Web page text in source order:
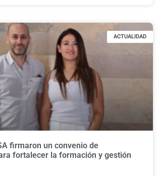
ACTUALIDAD
firmaron un convenio de
fortalecer la formación y gestión